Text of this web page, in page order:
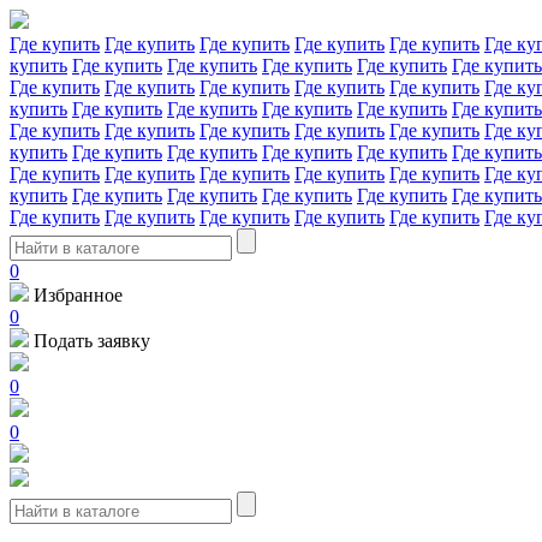
Где купить Где купить Где купить Где купить Где купить Где
купить Где купить Где купить Где купить Где купить Где купить
Где купить Где купить Где купить Где купить Где купить Где
купить Где купить Где купить Где купить Где купить Где купить
Где купить Где купить Где купить Где купить Где купить Где
купить Где купить Где купить Где купить Где купить Где купить
Где купить Где купить Где купить Где купить Где купить Где
купить Где купить Где купить Где купить Где купить Где купить
Где купить Где купить Где купить Где купить Где купить Где
0
Избранное
0
Подать заявку
0
0